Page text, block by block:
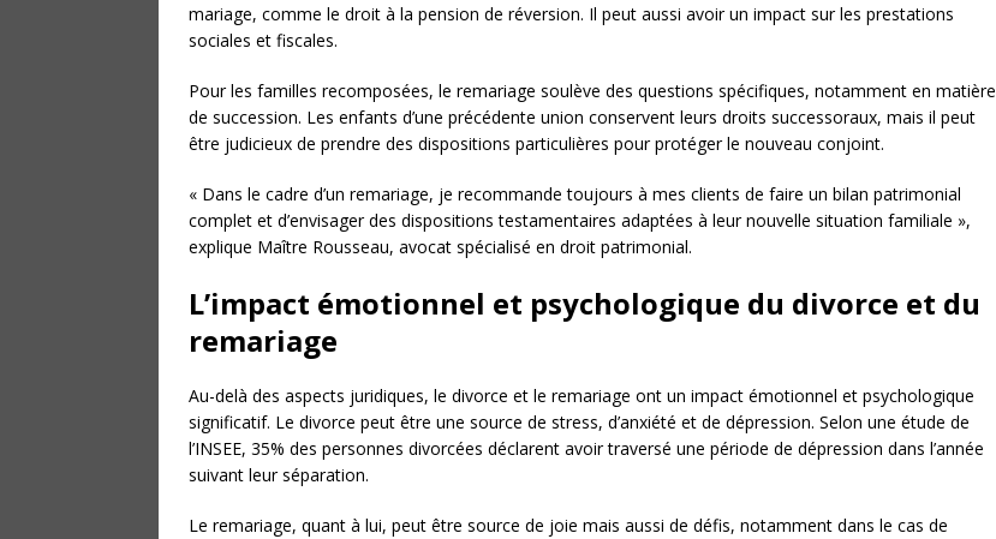
mariage, comme le droit à la pension de réversion. Il peut aussi avoir un impact sur les prestations
sociales et fiscales.
Pour les familles recomposées, le remariage soulève des questions spécifiques, notamment en matière
de succession. Les enfants d’une précédente union conservent leurs droits successoraux, mais il peut
être judicieux de prendre des dispositions particulières pour protéger le nouveau conjoint.
« Dans le cadre d’un remariage, je recommande toujours à mes clients de faire un bilan patrimonial
complet et d’envisager des dispositions testamentaires adaptées à leur nouvelle situation familiale »,
explique Maître Rousseau, avocat spécialisé en droit patrimonial.
L’impact émotionnel et psychologique du divorce et du
remariage
Au-delà des aspects juridiques, le divorce et le remariage ont un impact émotionnel et psychologique
significatif. Le divorce peut être une source de stress, d’anxiété et de dépression. Selon une étude de
l’INSEE, 35% des personnes divorcées déclarent avoir traversé une période de dépression dans l’année
suivant leur séparation.
Le remariage, quant à lui, peut être source de joie mais aussi de défis, notamment dans le cas de